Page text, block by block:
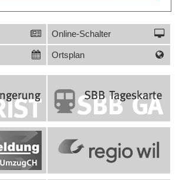
Online-Schalter
Ortsplan